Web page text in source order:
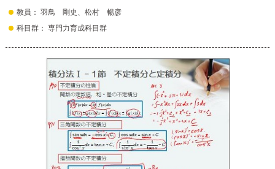
教員： 羽鳥 剛史、松村 暢彦
科目群： 専門力育成科目群